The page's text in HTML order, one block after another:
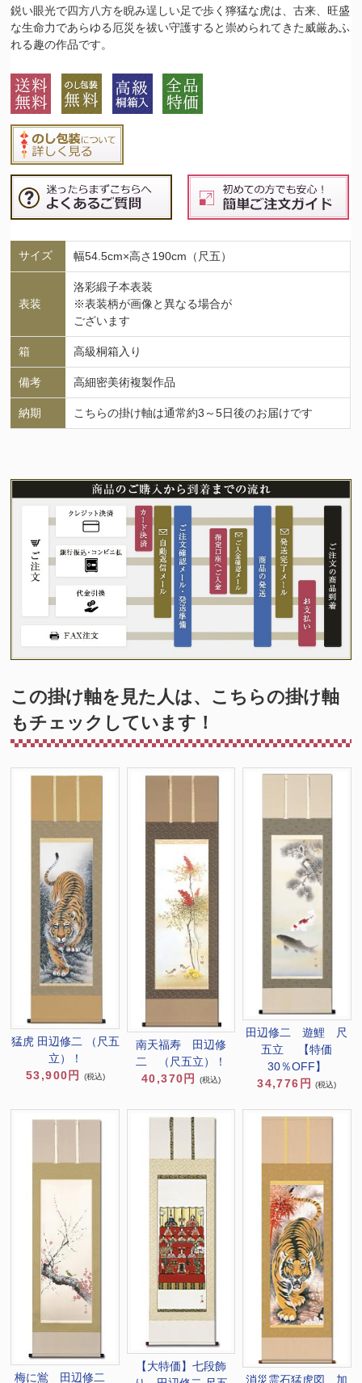
鋭い眼光で四方八方を睨み逞しい足で歩く獰猛な虎は、古来、旺盛
な生命力であらゆる厄災を祓い守護すると崇められてきた威厳あふ
れる趣の作品です。
サイズ 幅54.5cm×高さ190cm（尺五）
表装
洛彩緞子本表装
※表装柄が画像と異なる場合が
ございます
箱 高級桐箱入り
備考 高細密美術複製作品
納期 こちらの掛け軸は通常約3～5日後のお届けです
この掛け軸を見た人は、こちらの掛け軸
もチェックしています！
猛虎 田辺修二 （尺五
立）！
53,900円
(税込)
南天福寿 田辺修
二 （尺五立）！
40,370円
(税込)
田辺修二 遊鯉 尺
五立 【特価
30％OFF】
34,776円
(税込)
梅に鴬 田辺修二
【大特価】七段飾
消災霊石猛虎図 加